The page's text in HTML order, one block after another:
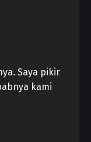
Saya pikir
kami